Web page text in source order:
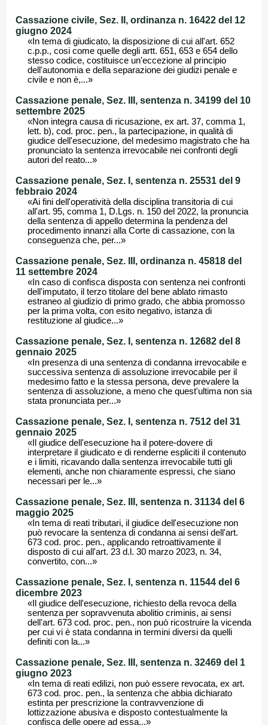
Cassazione civile, Sez. II, ordinanza n. 16422 del 12
giugno 2024
«In tema di giudicato, la disposizione di cui all'art. 652
c.p.p., cosi come quelle degli artt. 651, 653 e 654 dello
stesso codice, costituisce un'eccezione al principio
dell'autonomia e della separazione dei giudizi penale e
civile e non è,...»
Cassazione penale, Sez. III, sentenza n. 34199 del 10
settembre 2025
«Non integra causa di ricusazione, ex art. 37, comma 1,
lett. b), cod. proc. pen., la partecipazione, in qualità di
giudice dell'esecuzione, del medesimo magistrato che ha
pronunciato la sentenza irrevocabile nei confronti degli
autori del reato...»
Cassazione penale, Sez. I, sentenza n. 25531 del 9
febbraio 2024
«Ai fini dell'operatività della disciplina transitoria di cui
all'art. 95, comma 1, D.Lgs. n. 150 del 2022, la pronuncia
della sentenza di appello determina la pendenza del
procedimento innanzi alla Corte di cassazione, con la
conseguenza che, per...»
Cassazione penale, Sez. III, ordinanza n. 45818 del
11 settembre 2024
«In caso di confisca disposta con sentenza nei confronti
dell'imputato, il terzo titolare del bene ablato rimasto
estraneo al giudizio di primo grado, che abbia promosso
per la prima volta, con esito negativo, istanza di
restituzione al giudice...»
Cassazione penale, Sez. I, sentenza n. 12682 del 8
gennaio 2025
«In presenza di una sentenza di condanna irrevocabile e
successiva sentenza di assoluzione irrevocabile per il
medesimo fatto e la stessa persona, deve prevalere la
sentenza di assoluzione, a meno che quest'ultima non sia
stata pronunciata per...»
Cassazione penale, Sez. I, sentenza n. 7512 del 31
gennaio 2025
«Il giudice dell'esecuzione ha il potere-dovere di
interpretare il giudicato e di renderne espliciti il contenuto
e i limiti, ricavando dalla sentenza irrevocabile tutti gli
elementi, anche non chiaramente espressi, che siano
necessari per le...»
Cassazione penale, Sez. III, sentenza n. 31134 del 6
maggio 2025
«In tema di reati tributari, il giudice dell'esecuzione non
può revocare la sentenza di condanna ai sensi dell'art.
673 cod. proc. pen., applicando retroattivamente il
disposto di cui all'art. 23 d.l. 30 marzo 2023, n. 34,
convertito, con...»
Cassazione penale, Sez. I, sentenza n. 11544 del 6
dicembre 2023
«Il giudice dell'esecuzione, richiesto della revoca della
sentenza per sopravvenuta abolitio criminis, ai sensi
dell'art. 673 cod. proc. pen., non può ricostruire la vicenda
per cui vi è stata condanna in termini diversi da quelli
definiti con la...»
Cassazione penale, Sez. III, sentenza n. 32469 del 1
giugno 2023
«In tema di reati edilizi, non può essere revocata, ex art.
673 cod. proc. pen., la sentenza che abbia dichiarato
estinta per prescrizione la contravvenzione di
lottizzazione abusiva e disposto contestualmente la
confisca delle opere ad essa...»